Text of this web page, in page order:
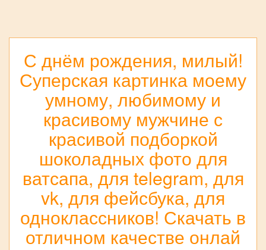
С днём рождения, милый!
Суперская картинка моему
умному, любимому и
красивому мужчине с
красивой подборкой
шоколадных фото для
ватсапа, для telegram, для
vk, для фейсбука, для
одноклассников! Скачать в
отличном качестве онлай